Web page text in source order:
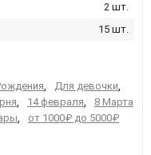
2 шт.
15 шт.
, Для девочки,
, 14 февраля, 8 Марта
, от 1000₽ до 5000₽